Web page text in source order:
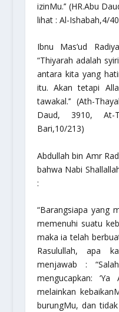
izinMu.’’(HR.Abu
lihat : Al-Ishabah,4/
Ibnu Mas’ud
“Thiyarah adalah
antara kita yang
itu. Akan tetapi
tawakal.’’(Ath-
Daud, 3910, At-
Bari,10/213)
Abdullah bin Amr
bahwa Nabi
:
“Barangsiapa yang
memenuhi suatu
maka ia telah
Rasulullah, apa
menjawab :
mengucapkan:
melainkan
burungMu, dan